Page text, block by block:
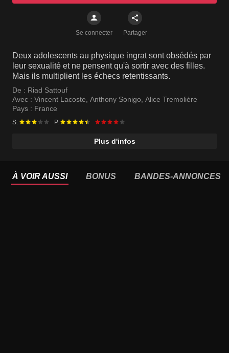
Se connecter Partager
Deux adolescents au physique ingrat sont obsédés par
leur sexualité et ne pensent qu'à sortir avec des filles.
Mais ils multiplient les échecs retentissants.
De : Riad Sattouf
Avec : Vincent Lacoste, Anthony Sonigo, Alice Tremolière
Pays : France
S. P.
Plus d'infos
À VOIR AUSSI BONUS BANDES-ANNONCES